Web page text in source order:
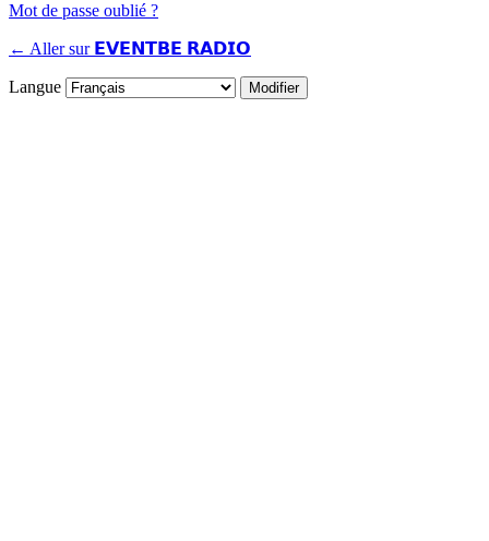
Mot de passe oublié ?
← Aller sur 𝗘𝗩𝗘𝗡𝗧𝗕𝗘 𝗥𝗔𝗗𝗜𝗢
Langue